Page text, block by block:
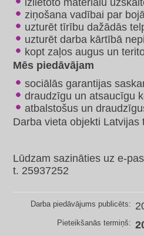
izlietoto materiālu
ziņošana vadībai par
uzturēt tīrību dažādās
uzturēt darba kārtībā
kopt zaļos augus un
Mēs piedāvājam
​sociālās garantijas
draudzīgu un atsaucīgu
atbalstošus un
Darba vieta objekti Latvijas
Lūdzam sazināties uz e-
t. 25937252
Darba piedāvājums publicēts:
Pieteikšanās termiņš: